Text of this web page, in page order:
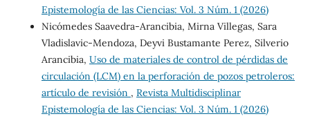
Epistemología de las Ciencias: Vol. 3 Núm. 1 (2026)
Nicómedes Saavedra-Arancibia, Mirna Villegas, Sara
Vladislavic-Mendoza, Deyvi Bustamante Perez, Silverio
Arancibia, Uso de materiales de control de pérdidas de
circulación (LCM) en la perforación de pozos petroleros:
artículo de revisión , Revista Multidisciplinar
Epistemología de las Ciencias: Vol. 3 Núm. 1 (2026)